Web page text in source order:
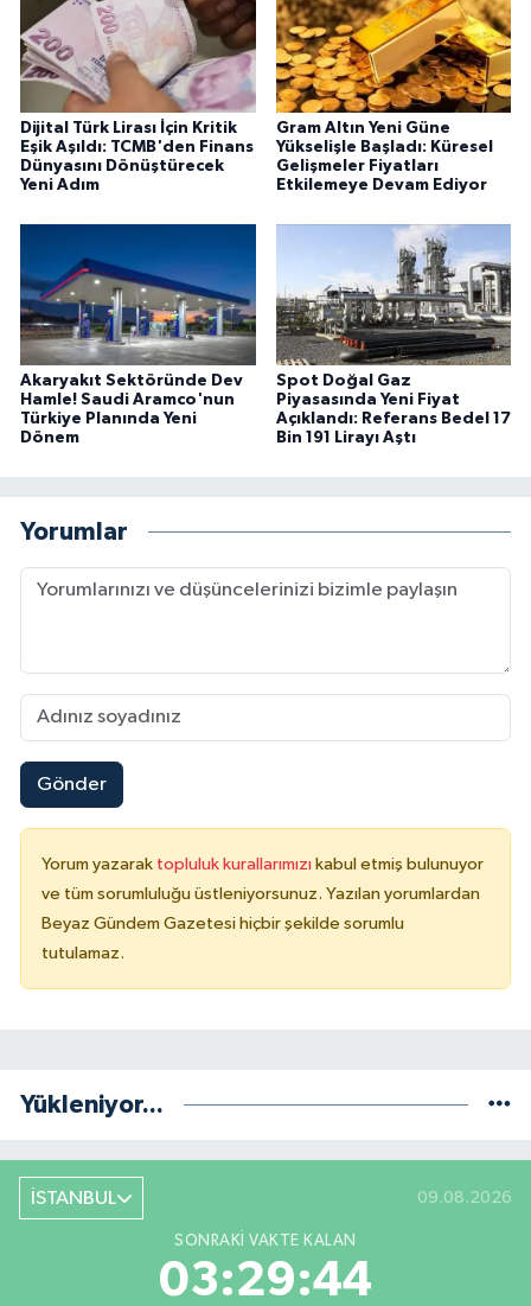
Dijital Türk Lirası İçin Kritik
Eşik Aşıldı: TCMB'den Finans
Dünyasını Dönüştürecek
Yeni Adım
Gram Altın Yeni Güne
Yükselişle Başladı: Küresel
Gelişmeler Fiyatları
Etkilemeye Devam Ediyor
Akaryakıt Sektöründe Dev
Hamle! Saudi Aramco'nun
Türkiye Planında Yeni
Dönem
Spot Doğal Gaz
Piyasasında Yeni Fiyat
Açıklandı: Referans Bedel 17
Bin 191 Lirayı Aştı
Yorumlar
Gönder
Yorum yazarak topluluk kurallarımızı kabul etmiş bulunuyor
ve tüm sorumluluğu üstleniyorsunuz. Yazılan yorumlardan
Beyaz Gündem Gazetesi hiçbir şekilde sorumlu
tutulamaz.
Yükleniyor...
İSTANBUL 09.08.2026
SONRAKI VAKTE KALAN
03:29:43